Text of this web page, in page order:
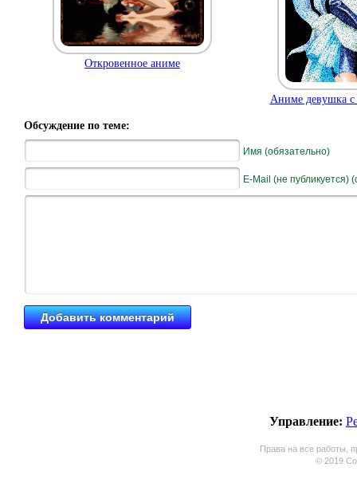
Откровенное аниме
Аниме девушка
Обсуждение по теме:
Имя (обязательно)
E-Mail (не публикуется)
Управление:
Права на все работы,
© 2019